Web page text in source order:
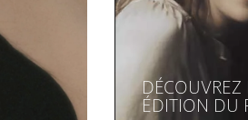
DÉCOUVREZ
ÉDITION DU